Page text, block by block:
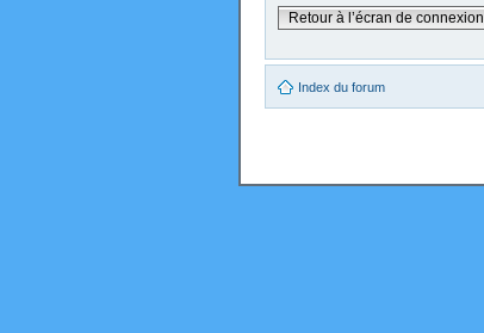
Retour à l’écran de connexion
Index du forum